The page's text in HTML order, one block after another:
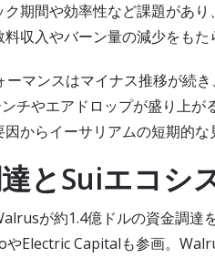
期間や効率性など課題があ
収入やバーン量の減少をもた
マンスはマイナス推移が続き
チやエアドロップが盛り上が
からイーサリアムの短期的な
とSuiエコシ
が約1.4億ドルの資金調達
Electric Capitalも参画。